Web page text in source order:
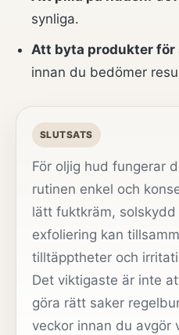
synliga.
Att byta produkter för
innan du bedömer
SLUTSATS
För oljig hud fungerar
rutinen enkel och
lätt fuktkräm,
exfoliering kan
tilltäpptheter och
Det viktigaste är inte
göra rätt saker
veckor innan du avgör